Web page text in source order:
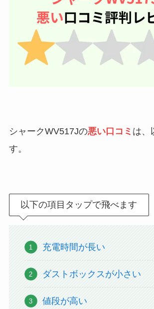
シャークWV517Jの悪い口コミ は、
す。
以下の項目タップで飛べます
充電時間が長い
ダストボックスが小さい
値段が高い